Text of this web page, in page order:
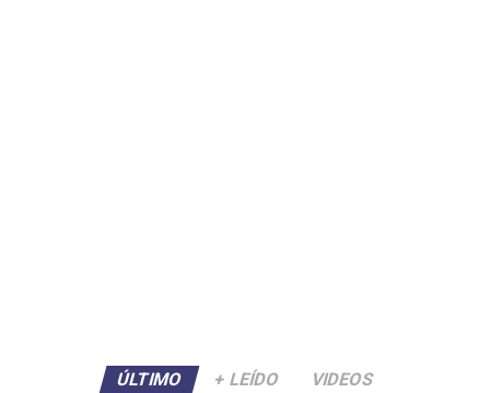
ÚLTIMO + LEÍDO VIDEOS